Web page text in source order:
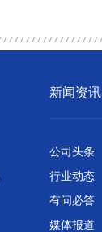
新闻资讯
公司头条
行业动态
有问必答
媒体报道